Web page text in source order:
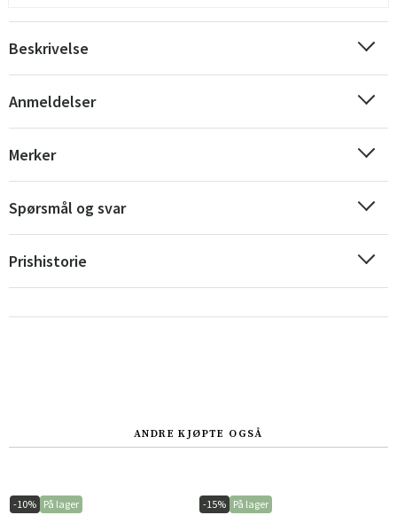
Sverige
Danmark
Norge
Beskrivelse
Anmeldelser
Merker
Spørsmål og svar
Prishistorie
ANDRE KJØPTE OGSÅ
-10% På lager -15% På lager